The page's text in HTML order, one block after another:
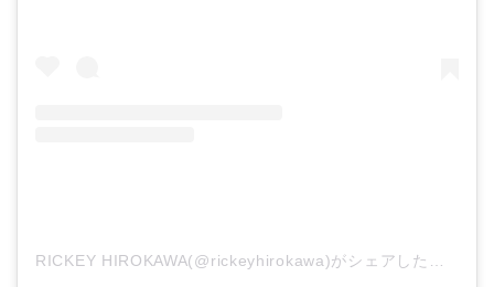
RICKEY HIROKAWA(@rickeyhirokawa)がシェアした投稿